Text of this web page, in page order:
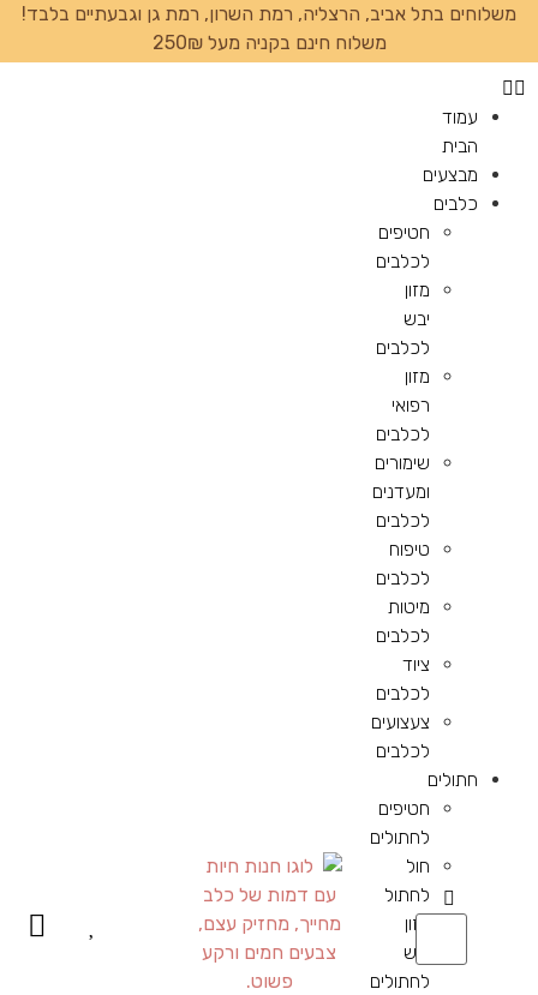
משלוחים בתל אביב, הרצליה, רמת השרון, רמת גן וגבעתיים בלבד!
משלוח חינם בקניה מעל 250₪
עמוד
הבית
מבצעים
כלבים
חטיפים
לכלבים
מזון
יבש
לכלבים
מזון
רפואי
לכלבים
שימורים
ומעדנים
לכלבים
טיפוח
לכלבים
מיטות
לכלבים
ציוד
לכלבים
צעצועים
לכלבים
חתולים
חטיפים
לחתולים
חול
לחתול
מזון
יבש
לחתולים